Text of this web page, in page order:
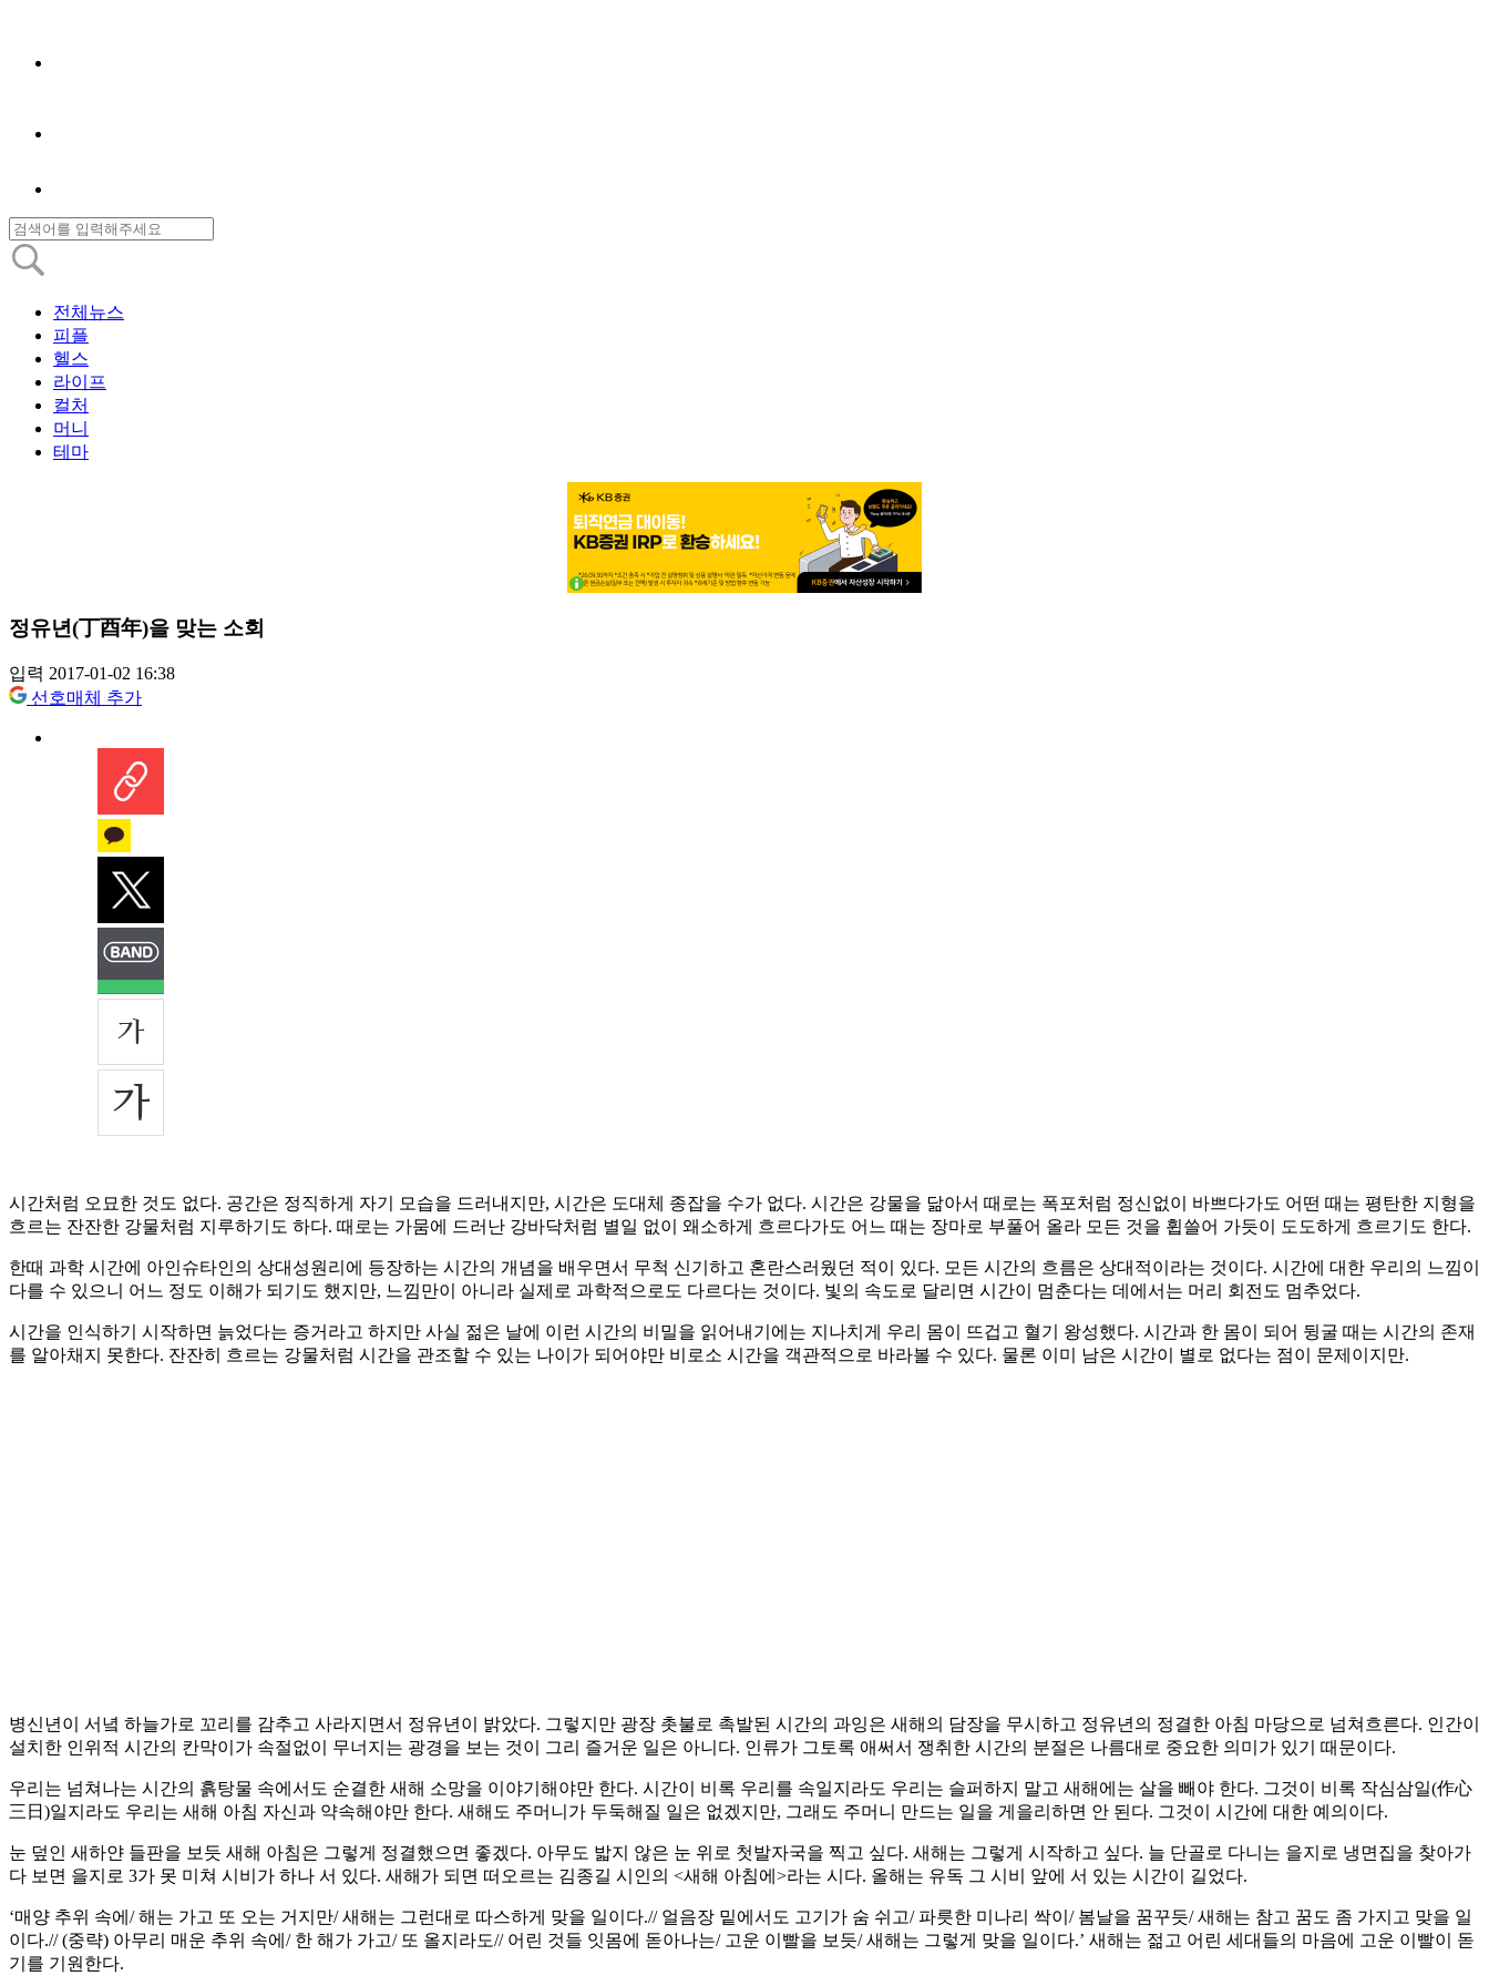
전체뉴스
피플
헬스
라이프
컬처
머니
테마
정유년(丁酉年)을 맞는 소회
입력 2017-01-02 16:38
선호매체 추가
시간처럼 오묘한 것도 없다. 공간은 정직하게 자기 모습을 드러내지만, 시간은 도대체 종잡을 수가 없다. 시간은 강물을 닮아서 때로는 폭포처럼 정신없이 바쁘다가도 어떤 때는 평탄한 지형을
흐르는 잔잔한 강물처럼 지루하기도 하다. 때로는 가뭄에 드러난 강바닥처럼 별일 없이 왜소하게 흐르다가도 어느 때는 장마로 부풀어 올라 모든 것을 휩쓸어 가듯이 도도하게 흐르기도 한다.
한때 과학 시간에 아인슈타인의 상대성원리에 등장하는 시간의 개념을 배우면서 무척 신기하고 혼란스러웠던 적이 있다. 모든 시간의 흐름은 상대적이라는 것이다. 시간에 대한 우리의 느낌이
다를 수 있으니 어느 정도 이해가 되기도 했지만, 느낌만이 아니라 실제로 과학적으로도 다르다는 것이다. 빛의 속도로 달리면 시간이 멈춘다는 데에서는 머리 회전도 멈추었다.
시간을 인식하기 시작하면 늙었다는 증거라고 하지만 사실 젊은 날에 이런 시간의 비밀을 읽어내기에는 지나치게 우리 몸이 뜨겁고 혈기 왕성했다. 시간과 한 몸이 되어 뒹굴 때는 시간의 존재
를 알아채지 못한다. 잔잔히 흐르는 강물처럼 시간을 관조할 수 있는 나이가 되어야만 비로소 시간을 객관적으로 바라볼 수 있다. 물론 이미 남은 시간이 별로 없다는 점이 문제이지만.
병신년이 서녘 하늘가로 꼬리를 감추고 사라지면서 정유년이 밝았다. 그렇지만 광장 촛불로 촉발된 시간의 과잉은 새해의 담장을 무시하고 정유년의 정결한 아침 마당으로 넘쳐흐른다. 인간이
설치한 인위적 시간의 칸막이가 속절없이 무너지는 광경을 보는 것이 그리 즐거운 일은 아니다. 인류가 그토록 애써서 쟁취한 시간의 분절은 나름대로 중요한 의미가 있기 때문이다.
우리는 넘쳐나는 시간의 흙탕물 속에서도 순결한 새해 소망을 이야기해야만 한다. 시간이 비록 우리를 속일지라도 우리는 슬퍼하지 말고 새해에는 살을 빼야 한다. 그것이 비록 작심삼일(作心
三日)일지라도 우리는 새해 아침 자신과 약속해야만 한다. 새해도 주머니가 두둑해질 일은 없겠지만, 그래도 주머니 만드는 일을 게을리하면 안 된다. 그것이 시간에 대한 예의이다.
눈 덮인 새하얀 들판을 보듯 새해 아침은 그렇게 정결했으면 좋겠다. 아무도 밟지 않은 눈 위로 첫발자국을 찍고 싶다. 새해는 그렇게 시작하고 싶다. 늘 단골로 다니는 을지로 냉면집을 찾아가
다 보면 을지로 3가 못 미쳐 시비가 하나 서 있다. 새해가 되면 떠오르는 김종길 시인의 <새해 아침에>라는 시다. 올해는 유독 그 시비 앞에 서 있는 시간이 길었다.
‘매양 추위 속에/ 해는 가고 또 오는 거지만/ 새해는 그런대로 따스하게 맞을 일이다.// 얼음장 밑에서도 고기가 숨 쉬고/ 파릇한 미나리 싹이/ 봄날을 꿈꾸듯/ 새해는 참고 꿈도 좀 가지고 맞을 일
이다.// (중략) 아무리 매운 추위 속에/ 한 해가 가고/ 또 올지라도// 어린 것들 잇몸에 돋아나는/ 고운 이빨을 보듯/ 새해는 그렇게 맞을 일이다.’ 새해는 젊고 어린 세대들의 마음에 고운 이빨이 돋
기를 기원한다.